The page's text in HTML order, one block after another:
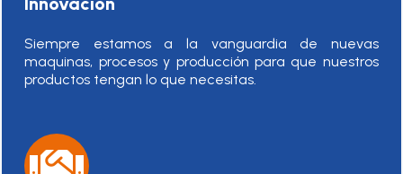
Siempre estamos a la vanguardia de nuevas
maquinas, procesos y producción para que nuestros
productos tengan lo que necesitas.